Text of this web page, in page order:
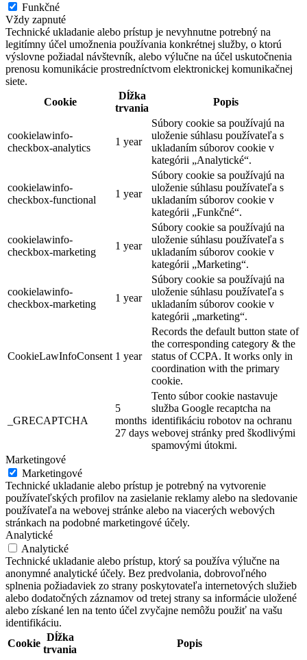
Funkčné
Vždy zapnuté
Technické ukladanie alebo prístup je nevyhnutne potrebný na
legitímny účel umožnenia používania konkrétnej služby, o ktorú
výslovne požiadal návštevník, alebo výlučne na účel uskutočnenia
prenosu komunikácie prostredníctvom elektronickej komunikačnej
siete.
Cookie
Dĺžka
trvania
Popis
cookielawinfo-
checkbox-analytics
1 year
Súbory cookie sa používajú na
uloženie súhlasu používateľa s
ukladaním súborov cookie v
kategórii „Analytické“.
cookielawinfo-
checkbox-functional
1 year
Súbory cookie sa používajú na
uloženie súhlasu používateľa s
ukladaním súborov cookie v
kategórii „Funkčné“.
cookielawinfo-
checkbox-marketing
1 year
Súbory cookie sa používajú na
uloženie súhlasu používateľa s
ukladaním súborov cookie v
kategórii „Marketing“.
cookielawinfo-
checkbox-marketing
1 year
Súbory cookie sa používajú na
uloženie súhlasu používateľa s
ukladaním súborov cookie v
kategórii „marketing“.
CookieLawInfoConsent 1 year
Records the default button state of
the corresponding category & the
status of CCPA. It works only in
coordination with the primary
cookie.
_GRECAPTCHA
5
months
27 days
Tento súbor cookie nastavuje
služba Google recaptcha na
identifikáciu robotov na ochranu
webovej stránky pred škodlivými
spamovými útokmi.
Marketingové
Marketingové
Technické ukladanie alebo prístup je potrebný na vytvorenie
používateľských profilov na zasielanie reklamy alebo na sledovanie
používateľa na webovej stránke alebo na viacerých webových
stránkach na podobné marketingové účely.
Analytické
Analytické
Technické ukladanie alebo prístup, ktorý sa používa výlučne na
anonymné analytické účely. Bez predvolania, dobrovoľného
splnenia požiadaviek zo strany poskytovateľa internetových služieb
alebo dodatočných záznamov od tretej strany sa informácie uložené
alebo získané len na tento účel zvyčajne nemôžu použiť na vašu
identifikáciu.
Cookie
Dĺžka
trvania
Popis